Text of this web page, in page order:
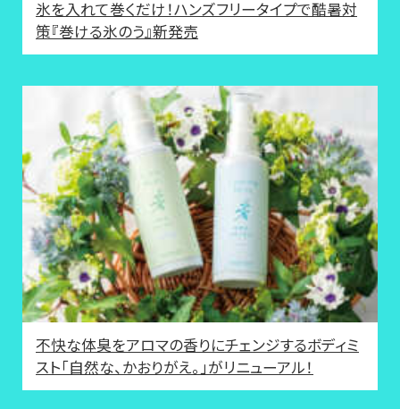
氷を入れて巻くだけ！ハンズフリータイプで酷暑対
策『巻ける氷のう』新発売
不快な体臭をアロマの香りにチェンジするボディミ
スト「自然な、かおりがえ。」がリニューアル！